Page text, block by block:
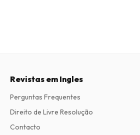
Revistas em Ingles
Perguntas Frequentes
Direito de Livre Resolução
Contacto